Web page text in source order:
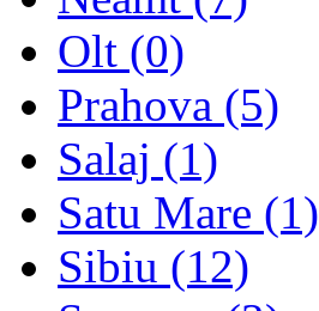
Olt (0)
Prahova (5)
Salaj (1)
Satu Mare (1)
Sibiu (12)